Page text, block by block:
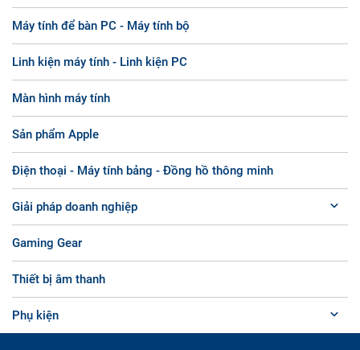
Máy tính để bàn PC - Máy tính bộ
Linh kiện máy tính - Linh kiện PC
Màn hình máy tính
Sản phẩm Apple
Điện thoại - Máy tính bảng - Đồng hồ thông minh
Giải pháp doanh nghiệp
Gaming Gear
Thiết bị âm thanh
Phụ kiện